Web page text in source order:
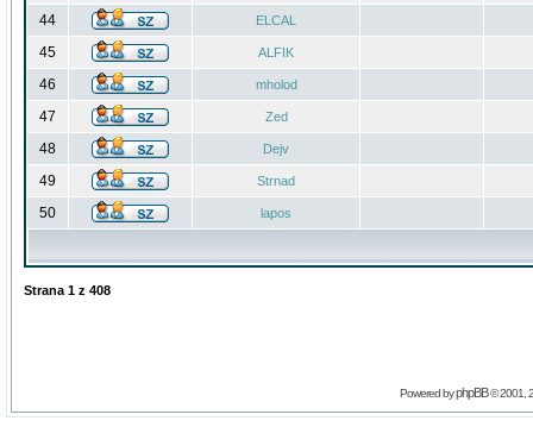
44 ELCAL
45 ALFIK
46 mholod
47 Zed
48 Dejv
49 Strnad
50 lapos
Strana 1 z 408
Powered byphpBB© 2001,